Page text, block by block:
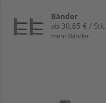
Bänder
ab 30,85 € / Stk.
mehr Bänder